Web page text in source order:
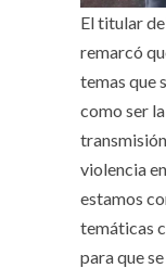
El titular
remarcó
temas que
como ser
violencia
estamos
temáticas
para que